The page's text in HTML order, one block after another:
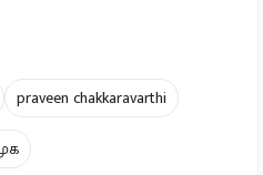
praveen chakkaravarthi